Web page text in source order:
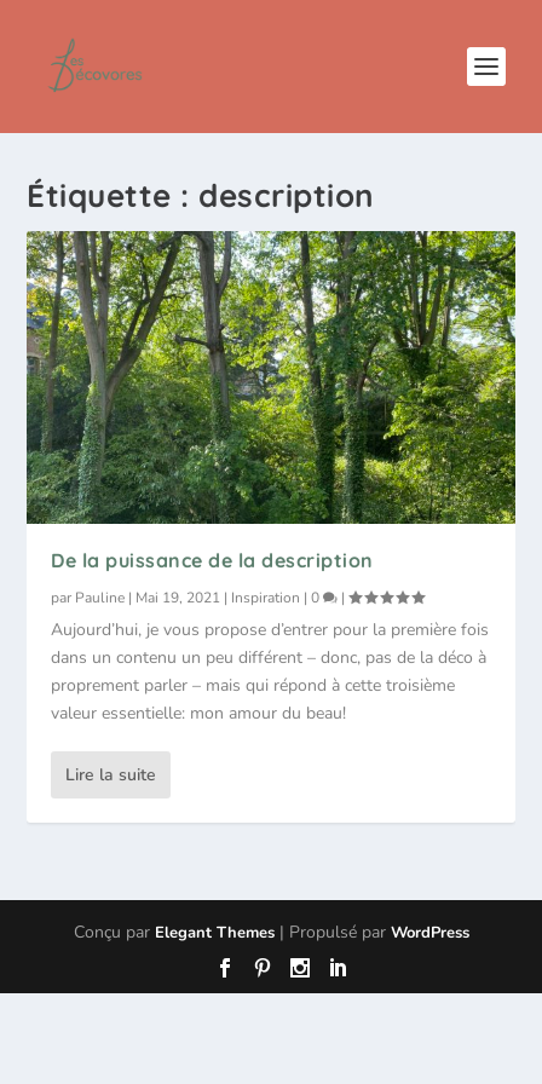
Étiquette : description
De la puissance de la description
par Pauline | Mai 19, 2021 | Inspiration |0 |
Aujourd’hui, je vous propose d’entrer pour la première fois
dans un contenu un peu différent – donc, pas de la déco à
proprement parler – mais qui répond à cette troisième
valeur essentielle: mon amour du beau!
Lire la suite
Conçu par Elegant Themes| Propulsé par WordPress